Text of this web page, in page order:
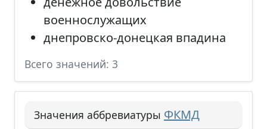
военнослужащих
днепровско-донецкая впадина
Всего значений: 3
Значения аббревиатуры ФКМД